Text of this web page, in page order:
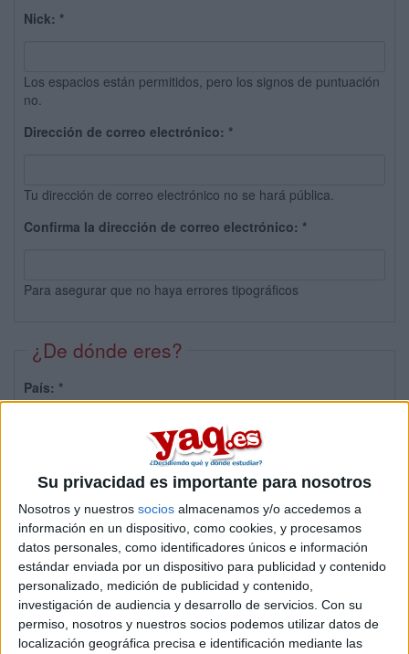
Su privacidad es importante para nosotros
Nosotros y nuestros socios almacenamos y/o accedemos a
información en un dispositivo, como cookies, y procesamos
datos personales, como identificadores únicos e información
estándar enviada por un dispositivo para publicidad y contenido
personalizado, medición de publicidad y contenido,
investigación de audiencia y desarrollo de servicios. Con su
permiso, nosotros y nuestros socios podemos utilizar datos de
localización geográfica precisa e identificación mediante las
Nick: *
Los espacios están permitidos, pero los signos de puntuación
no.
Dirección de correo electrónico: *
Tu dirección de correo electrónico no se hará pública.
Confirma la dirección de correo electrónico: *
Para asegurar que no haya errores tipográficos
¿De dónde eres?
País: *
Sobre ti
Soy:*
Chico
Chica